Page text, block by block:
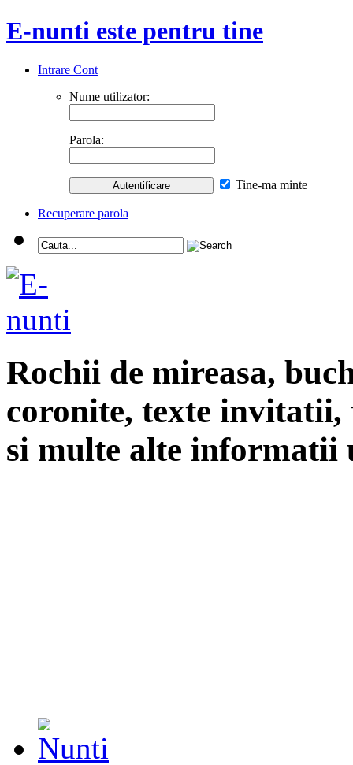
E-nunti este pentru tine
Intrare Cont
Nume utilizator:
Parola:
Tine-ma minte
Recuperare parola
Rochii de mireasa,
coronite, texte
si multe alte informatii